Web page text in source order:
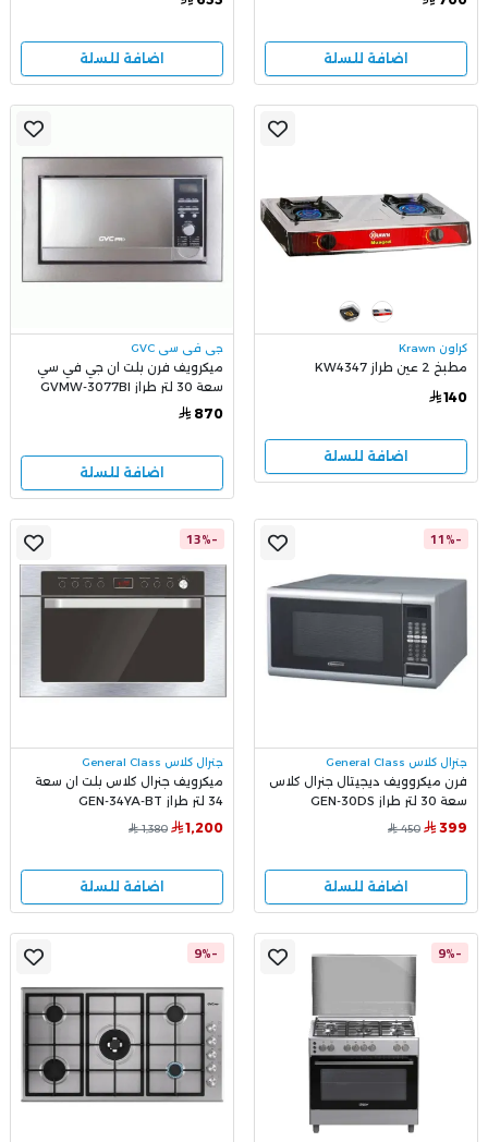
اضافة للسلة اضافة للسلة
كراون Krawn
مطبخ 2 عين طراز KW4347
140
اضافة للسلة
جي في سي GVC
ميكرويف فرن بلت ان جي في سي
سعة 30 لتر طراز GVMW-3077BI
870
اضافة للسلة
-11%
جنرال كلاس General Class
فرن ميكروويف ديجيتال جنرال كلاس
سعة 30 لتر طراز GEN-30DS
399
450
اضافة للسلة
-13%
جنرال كلاس General Class
ميكرويف جنرال كلاس بلت ان سعة
34 لتر طراز GEN-34YA-BT
1,200
1,380
اضافة للسلة
-9%
-9%